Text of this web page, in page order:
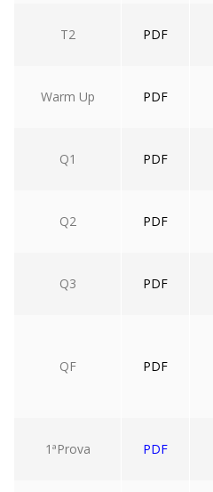
T2 PDF
Warm Up PDF
Q1 PDF
Q2 PDF
Q3 PDF
QF PDF
1ªProva PDF